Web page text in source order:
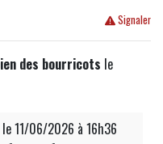
Signaler
des bourricots le
le 11/06/2026 à 16h36